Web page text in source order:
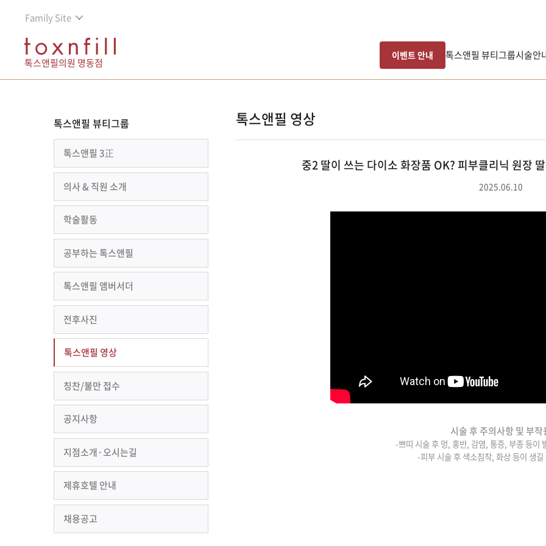
Family Site
톡스앤필의원 명동점
이벤트 안내 톡스앤필 뷰티그룹시술안
톡스앤필 뷰티그룹
톡스앤필 3正
의사 & 직원 소개
학술활동
공부하는 톡스앤필
톡스앤필 앰버서더
전후사진
톡스앤필 영상
칭찬/불만 접수
공지사항
지점소개·오시는길
제휴호텔 안내
채용공고
톡스앤필 영상
중2 딸이 쓰는 다이소 화장품 OK? 피부클리닉 원장
2025.06.10
시술 후 주의사항 및 부작
-쁘띠 시술 후 멍, 홍반, 감염, 통증, 부종 등이
-피부 시술 후 색소침착, 화상 등이 생